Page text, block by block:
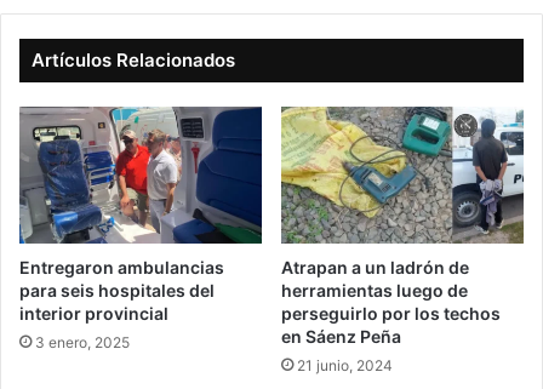
Artículos Relacionados
Entregaron ambulancias
para seis hospitales del
interior provincial
3 enero, 2025
Atrapan a un ladrón de
herramientas luego de
perseguirlo por los techos
en Sáenz Peña
21 junio, 2024